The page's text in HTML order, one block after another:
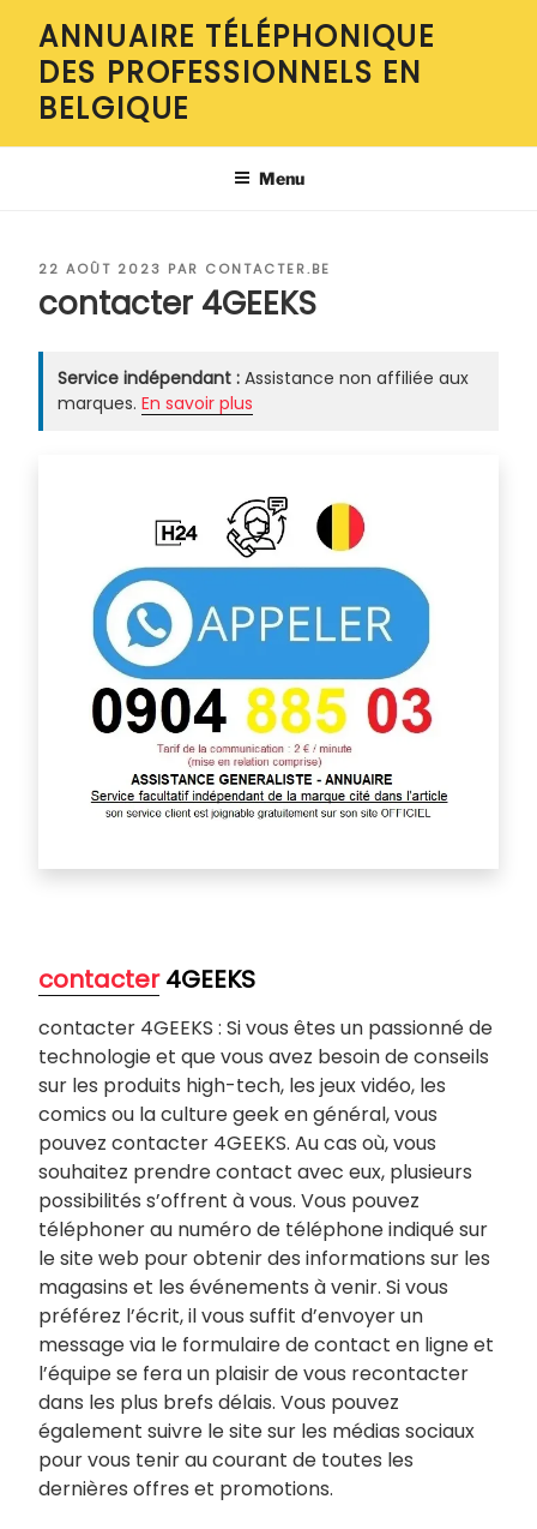
contenu
principal
ANNUAIRE TÉLÉPHONIQUE
DES PROFESSIONNELS EN
BELGIQUE
Menu
PUBLIÉ
22 AOÛT 2023 PAR CONTACTER.BE
contacter 4GEEKS
Service indépendant : Assistance non affiliée aux
marques. En savoir plus
contacter4GEEKS
contacter 4GEEKS : Si vous êtes un passionné de
technologie et que vous avez besoin de conseils
sur les produits high-tech, les jeux vidéo, les
comics ou la culture geek en général, vous
pouvez contacter 4GEEKS. Au cas où, vous
souhaitez prendre contact avec eux, plusieurs
possibilités s’offrent à vous. Vous pouvez
téléphoner au numéro de téléphone indiqué sur
le site web pour obtenir des informations sur les
magasins et les événements à venir. Si vous
préférez l’écrit, il vous suffit d’envoyer un
message via le formulaire de contact en ligne et
l’équipe se fera un plaisir de vous recontacter
dans les plus brefs délais. Vous pouvez
également suivre le site sur les médias sociaux
pour vous tenir au courant de toutes les
dernières offres et promotions.